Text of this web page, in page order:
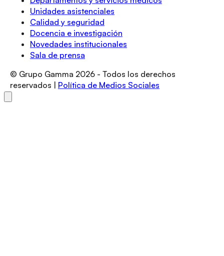
Unidades asistenciales
Calidad y seguridad
Docencia e investigación
Novedades institucionales
Sala de prensa
© Grupo Gamma 2026 - Todos los derechos
reservados |
Política de Medios Sociales